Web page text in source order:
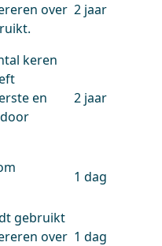
over 2 jaar
keren
en
2 jaar
1 dag
gebruikt
over 1 dag